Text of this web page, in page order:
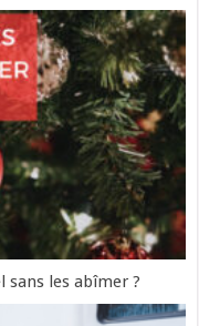
sans les abîmer ?